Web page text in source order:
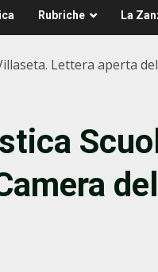
Rubriche La
Lettera aperta